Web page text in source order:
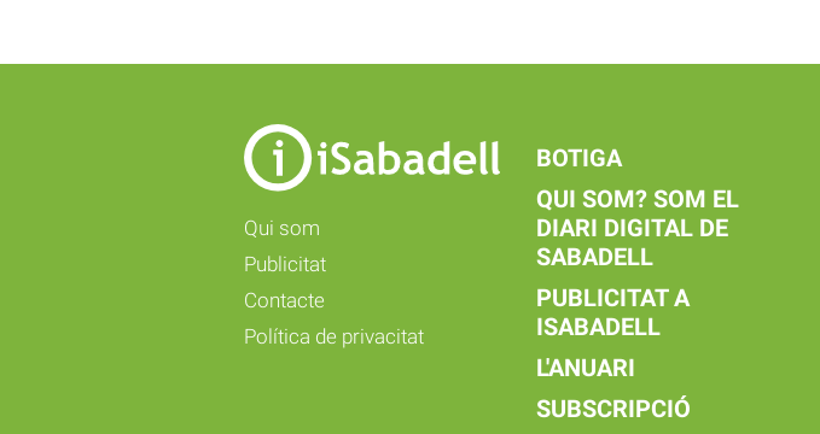
Qui som
Publicitat
Contacte
Política de privacitat
BOTIGA
QUI SOM? SOM EL
DIARI DIGITAL DE
SABADELL
PUBLICITAT A
ISABADELL
L'ANUARI
SUBSCRIPCIÓ